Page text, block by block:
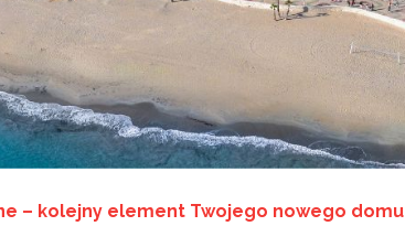
– kolejny element Twojego nowego domu